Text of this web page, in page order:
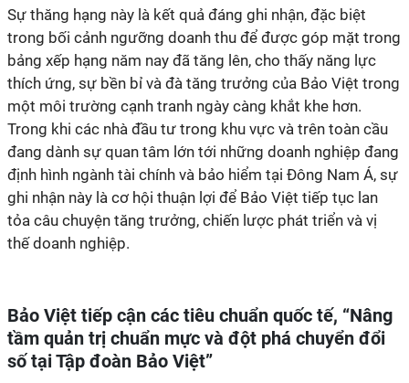
Sự thăng hạng này là kết quả đáng ghi nhận, đặc biệt
trong bối cảnh ngưỡng doanh thu để được góp mặt trong
bảng xếp hạng năm nay đã tăng lên, cho thấy năng lực
thích ứng, sự bền bỉ và đà tăng trưởng của Bảo Việt trong
một môi trường cạnh tranh ngày càng khắt khe hơn.
Trong khi các nhà đầu tư trong khu vực và trên toàn cầu
đang dành sự quan tâm lớn tới những doanh nghiệp đang
định hình ngành tài chính và bảo hiểm tại Đông Nam Á, sự
ghi nhận này là cơ hội thuận lợi để Bảo Việt tiếp tục lan
tỏa câu chuyện tăng trưởng, chiến lược phát triển và vị
thế doanh nghiệp.
Bảo Việt tiếp cận các tiêu chuẩn quốc tế, “Nâng
tầm quản trị chuẩn mực và đột phá chuyển đổi
số tại Tập đoàn Bảo Việt”